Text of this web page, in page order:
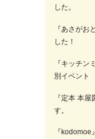
した。
『あさがお
した！
『キッチン
別イベント
『定本 本
す。
『